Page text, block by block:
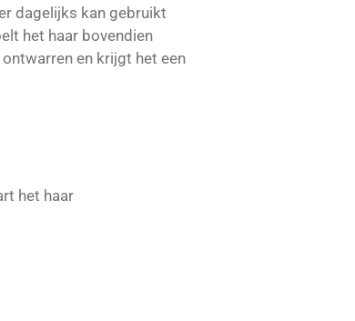
dagelijks kan gebruikt
het haar bovendien
en krijgt het een
het haar